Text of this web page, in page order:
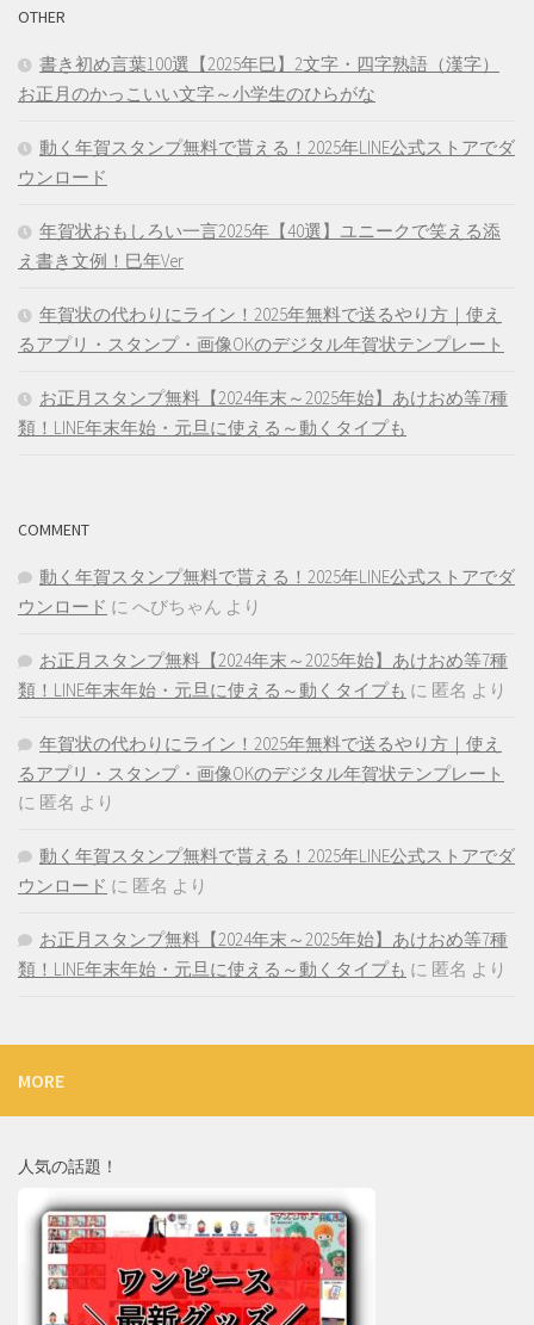
OTHER
書き初め言葉100選【2025年巳】2文字・四字熟語（漢字）
お正月のかっこいい文字～小学生のひらがな
動く年賀スタンプ無料で貰える！2025年LINE公式ストアでダ
ウンロード
年賀状おもしろい一言2025年【40選】ユニークで笑える添
え書き文例！巳年Ver
年賀状の代わりにライン！2025年無料で送るやり方｜使え
るアプリ・スタンプ・画像OKのデジタル年賀状テンプレート
お正月スタンプ無料【2024年末～2025年始】あけおめ等7種
類！LINE年末年始・元旦に使える～動くタイプも
COMMENT
動く年賀スタンプ無料で貰える！2025年LINE公式ストアでダ
ウンロード に へびちゃん より
お正月スタンプ無料【2024年末～2025年始】あけおめ等7種
類！LINE年末年始・元旦に使える～動くタイプも に 匿名 より
年賀状の代わりにライン！2025年無料で送るやり方｜使え
るアプリ・スタンプ・画像OKのデジタル年賀状テンプレート
に 匿名 より
動く年賀スタンプ無料で貰える！2025年LINE公式ストアでダ
ウンロード に 匿名 より
お正月スタンプ無料【2024年末～2025年始】あけおめ等7種
類！LINE年末年始・元旦に使える～動くタイプも に 匿名 より
MORE
人気の話題！